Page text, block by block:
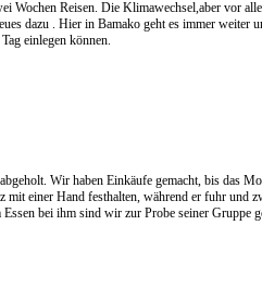
Wochen Reisen. Die Klimawechsel,aber vor
dazu . Hier in Bamako geht es immer weiter
einlegen können.
Wir haben Einkäufe gemacht, bis das
mit einer Hand festhalten, während er fuhr und
bei ihm sind wir zur Probe seiner Gruppe